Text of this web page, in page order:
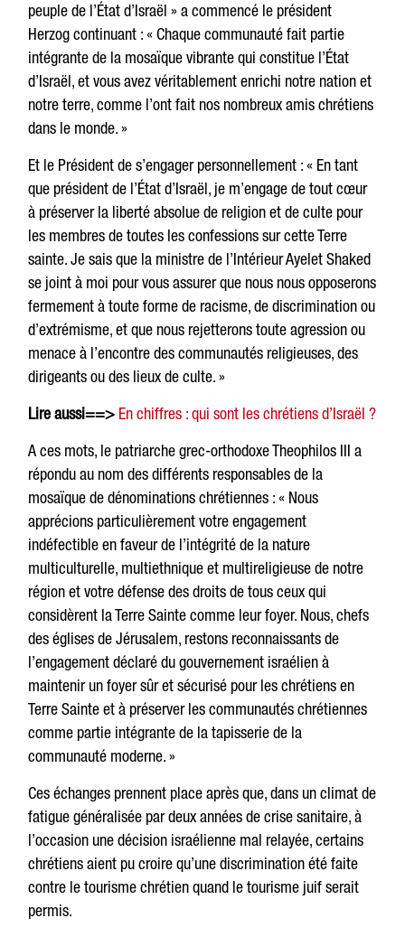
peuple de l’État d’Israël » a commencé le président
Herzog continuant : « Chaque communauté fait partie
intégrante de la mosaïque vibrante qui constitue l’État
d’Israël, et vous avez véritablement enrichi notre nation et
notre terre, comme l’ont fait nos nombreux amis chrétiens
dans le monde. »
Et le Président de s’engager personnellement : « En tant
que président de l’État d’Israël, je m’engage de tout cœur
à préserver la liberté absolue de religion et de culte pour
les membres de toutes les confessions sur cette Terre
sainte. Je sais que la ministre de l’Intérieur Ayelet Shaked
se joint à moi pour vous assurer que nous nous opposerons
fermement à toute forme de racisme, de discrimination ou
d’extrémisme, et que nous rejetterons toute agression ou
menace à l’encontre des communautés religieuses, des
dirigeants ou des lieux de culte. »
Lire aussi==> En chiffres : qui sont les chrétiens d’Israël ?
A ces mots, le patriarche grec-orthodoxe Theophilos III a
répondu au nom des différents responsables de la
mosaïque de dénominations chrétiennes : « Nous
apprécions particulièrement votre engagement
indéfectible en faveur de l’intégrité de la nature
multiculturelle, multiethnique et multireligieuse de notre
région et votre défense des droits de tous ceux qui
considèrent la Terre Sainte comme leur foyer. Nous, chefs
des églises de Jérusalem, restons reconnaissants de
l’engagement déclaré du gouvernement israélien à
maintenir un foyer sûr et sécurisé pour les chrétiens en
Terre Sainte et à préserver les communautés chrétiennes
comme partie intégrante de la tapisserie de la
communauté moderne. »
Ces échanges prennent place après que, dans un climat de
fatigue généralisée par deux années de crise sanitaire, à
l’occasion une décision israélienne mal relayée, certains
chrétiens aient pu croire qu’une discrimination été faite
contre le tourisme chrétien quand le tourisme juif serait
permis.